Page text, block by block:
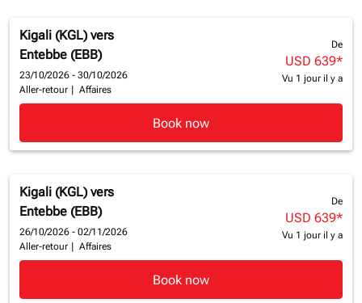
Kigali (KGL) vers
Entebbe (EBB)
23/10/2026 - 30/10/2026
Aller-retour
Affaires
De
USD 639*
Vu 1 jour il y a
Book now
Kigali (KGL) vers
Entebbe (EBB)
26/10/2026 - 02/11/2026
Aller-retour
Affaires
De
USD 639*
Vu 1 jour il y a
Book now